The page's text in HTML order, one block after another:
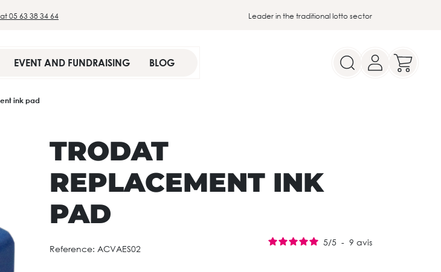
05 63 38 34 64 Leader in the traditional lotto sector
EVENT AND FUNDRAISING BLOG
ink pad
TRODAT
REPLACEMENT INK
PAD
Reference: ACVAES02
5/5 - 9 avis